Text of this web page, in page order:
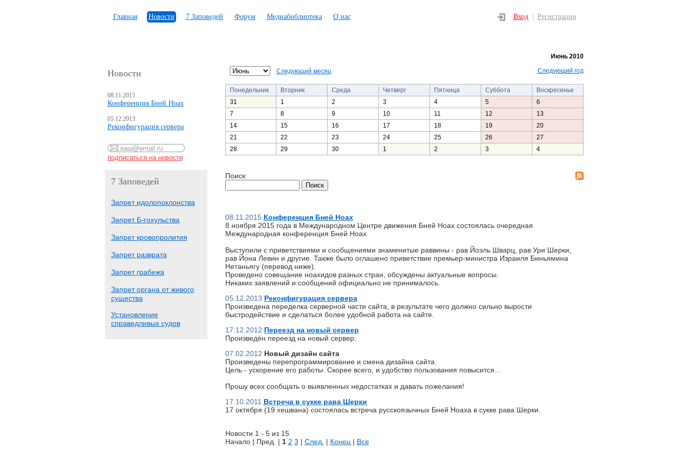
Главная Новости 7 Заповедей Форум Медиабиблиотека О нас Вход Регистрация
Новости
08.11.2015
Конференция Бней Ноах
05.12.2013
Реконфигурация сервера
7 Заповедей
Запрет идолопоклонства
Запрет Б-гохульства
Запрет кровопролития
Запрет разврата
Запрет грабежа
Запрет органа от живого
существа
Установление
справедливых судов
Июнь 2010
Следующий месяц Следующий год
Понедельник Вторник Среда Четверг Пятница Суббота
Воскресенье
31
1 2 3 4 5
6
7
8 9 10 11 12
13
14
15 16 17 18 19
20
21
22 23 24 25 26
27
28
29 30 1 2 3 4
Поиск:
08.11.2015 Конференция Бней Ноах
8 ноября 2015 года в Международном Центре движения Бней Ноах состоялась очередная
Международная конференция Бней Ноах.
Выступили с приветствиями и сообщениями знаменитые раввины - рав Йоэль Шварц, рав Ури Шерки,
рав Йона Левин и другие. Также было оглашено приветствие премьер-министра Израиля Биньямина
Нетаньягу (перевод ниже).
Проведено совещание ноахидов разных стран, обсуждены актуальные вопросы.
Никаких заявлений и сообщений официально не принималось.
05.12.2013 Реконфигурация сервера
Произведена переделка серверной части сайта, в результате чего должно сильно вырости
быстродействие и сделаться более удобной работа на сайте.
17.12.2012 Переезд на новый сервер
Произведён переезд на новый сервер.
07.02.2012 Новый дизайн сайта
Произведены перепрограммирование и смена дизайна сайта.
Цель - ускорение его работы. Скорее всего, и удобство пользования повысится...
Прошу всех сообщать о выявленных недостатках и давать пожелания!
17.10.2011 Встреча в сукке рава Шерки
17 октября (19 хешвана) состоялась встреча русскоязычных Бней Ноаха в сукке рава Шерки.
Новости 1 - 5 из 15
Начало | Пред. | 1 2 3 | След. | Конец | Все